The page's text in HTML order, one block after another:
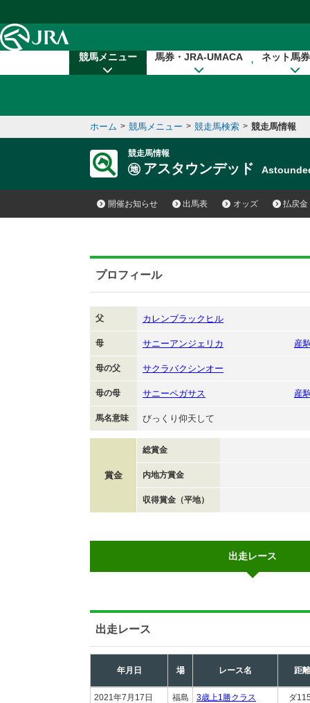
競馬メニュー 馬券・JRA-UMACA ネット馬
ホーム > 競馬メニュー > 競走馬検索 > 競走馬情報
競走馬情報
アスタウンデッド
開催お知らせ 出馬表 オッズ 払戻金
プロフィール
父 カレンブラックヒル
母 サニーアンジェリカ 産
母の父 サクラバクシンオー
母の母 サニーペガサス 産
馬名意味 びっくり仰天して
賞金
総賞金
内地方賞金
収得賞金（平地）
出走レース
出走レース
年月日 場 レース名 距離
2021年7月17日 福島 3歳上1勝クラス ダ